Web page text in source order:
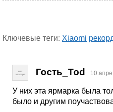
Ключевые теги: Xiaomi
Гость_Tod 10
У них эта ярмарка была
было и другим